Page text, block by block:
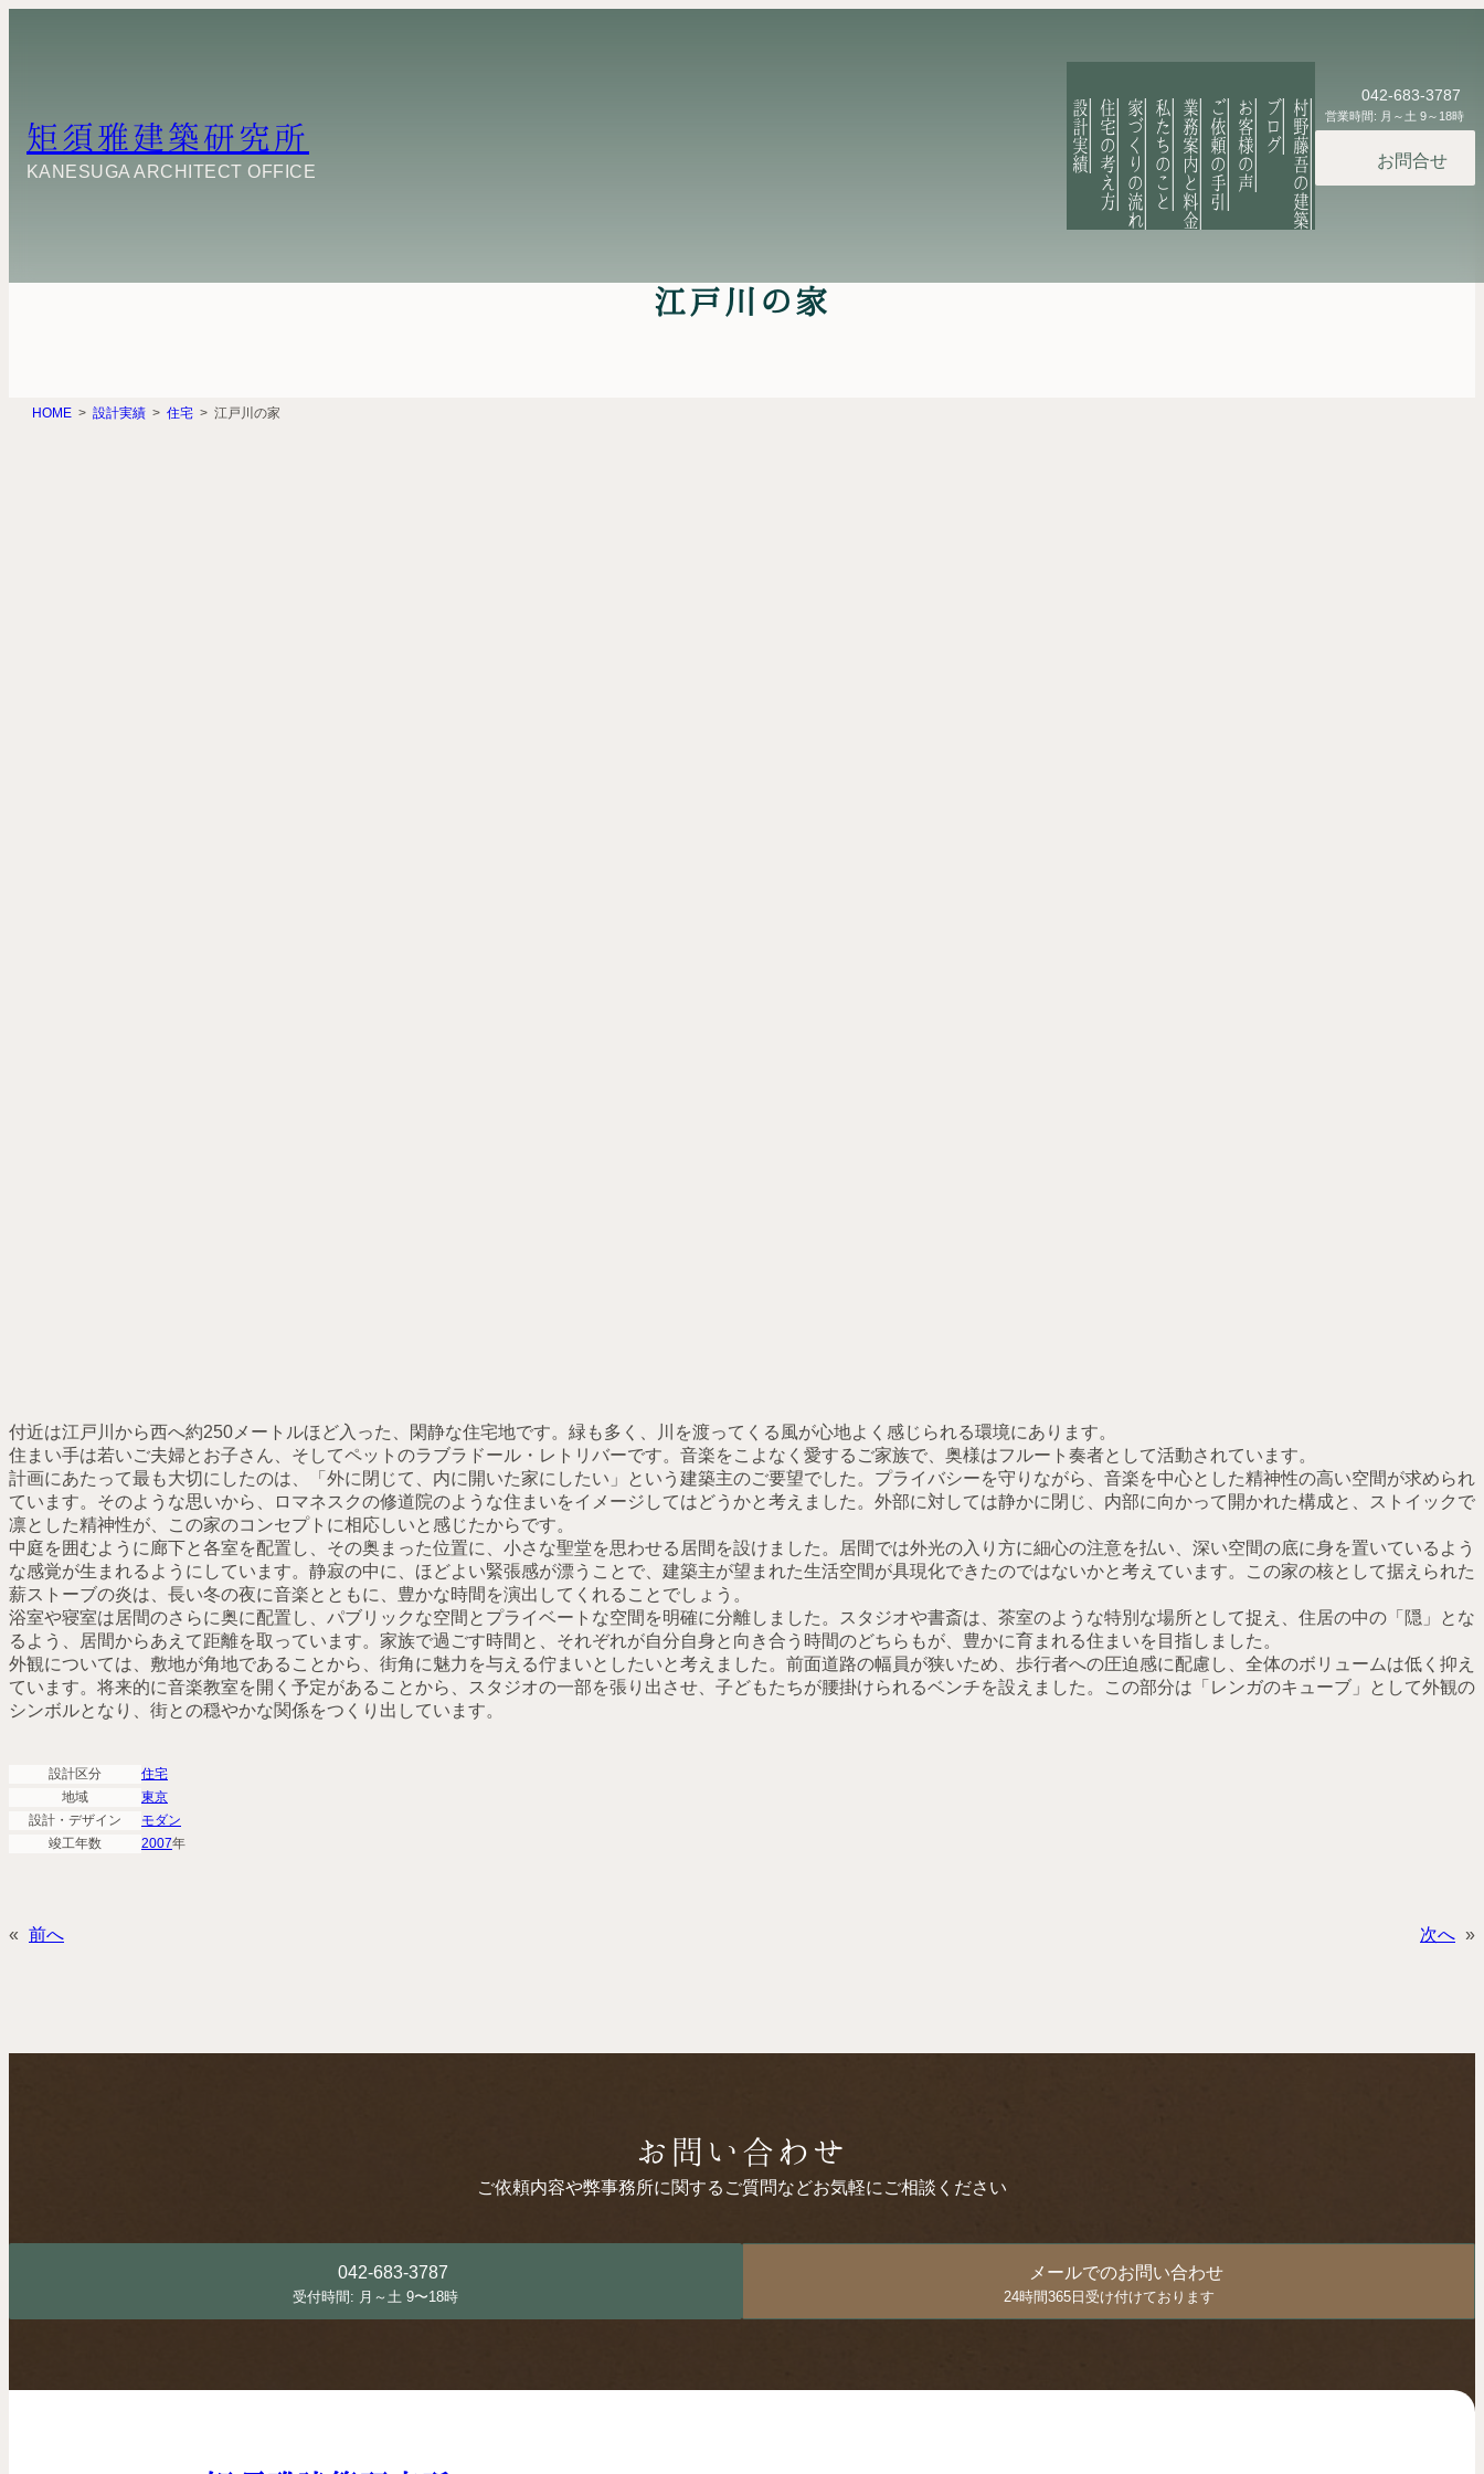
矩須雅建築研究所
KANESUGA ARCHITECT OFFICE 設計実績住宅の考え方家づくりの流れ私たちのこと業務案内と料金ご依頼の手引お客様の声 ブログ 村野藤吾の建築
042-683-3787
営業時間: 月～土 9～18時
お問合せ
江戸川の家
HOME 設計実績 住宅 江戸川の家
付近は江戸川から西へ約250メートルほど入った、閑静な住宅地です。緑も多く、川を渡ってくる風が心地よく感じられる環境にあります。
住まい手は若いご夫婦とお子さん、そしてペットのラブラドール・レトリバーです。音楽をこよなく愛するご家族で、奥様はフルート奏者として活動されています。
計画にあたって最も大切にしたのは、「外に閉じて、内に開いた家にしたい」という建築主のご要望でした。プライバシーを守りながら、音楽を中心とした精神性の高い空間が求められ
ています。そのような思いから、ロマネスクの修道院のような住まいをイメージしてはどうかと考えました。外部に対しては静かに閉じ、内部に向かって開かれた構成と、ストイックで
凛とした精神性が、この家のコンセプトに相応しいと感じたからです。
中庭を囲むように廊下と各室を配置し、その奥まった位置に、小さな聖堂を思わせる居間を設けました。居間では外光の入り方に細心の注意を払い、深い空間の底に身を置いているよう
な感覚が生まれるようにしています。静寂の中に、ほどよい緊張感が漂うことで、建築主が望まれた生活空間が具現化できたのではないかと考えています。この家の核として据えられた
薪ストーブの炎は、長い冬の夜に音楽とともに、豊かな時間を演出してくれることでしょう。
浴室や寝室は居間のさらに奥に配置し、パブリックな空間とプライベートな空間を明確に分離しました。スタジオや書斎は、茶室のような特別な場所として捉え、住居の中の「隠」とな
るよう、居間からあえて距離を取っています。家族で過ごす時間と、それぞれが自分自身と向き合う時間のどちらもが、豊かに育まれる住まいを目指しました。
外観については、敷地が角地であることから、街角に魅力を与える佇まいとしたいと考えました。前面道路の幅員が狭いため、歩行者への圧迫感に配慮し、全体のボリュームは低く抑え
ています。将来的に音楽教室を開く予定があることから、スタジオの一部を張り出させ、子どもたちが腰掛けられるベンチを設えました。この部分は「レンガのキューブ」として外観の
シンボルとなり、街との穏やかな関係をつくり出しています。
設計区分
住宅
地域
東京
設計・ デザイン
モダン
竣工年数
2007年
« 前へ 次へ »
お問い合わせ
ご依頼内容や弊事務所に関するご質問などお気軽にご相談ください
042-683-3787
受付時間: 月～土 9〜18時
メールでのお問い合わせ
24時間365日受け付けております